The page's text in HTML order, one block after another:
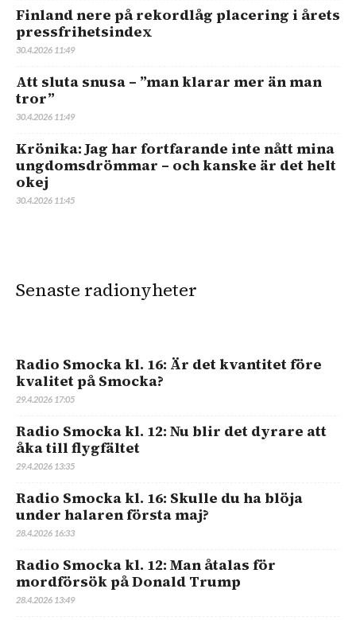
Finland nere på rekordlåg placering i årets
pressfrihetsindex
30.4.2026 11:49
Att sluta snusa – ”man klarar mer än man
tror”
30.4.2026 11:49
Krönika: Jag har fortfarande inte nått mina
ungdomsdrömmar – och kanske är det helt
okej
30.4.2026 11:45
Senaste radionyheter
Radio Smocka kl. 16: Är det kvantitet före
kvalitet på Smocka?
29.4.2026 17:05
Radio Smocka kl. 12: Nu blir det dyrare att
åka till flygfältet
29.4.2026 13:35
Radio Smocka kl. 16: Skulle du ha blöja
under halaren första maj?
28.4.2026 16:33
Radio Smocka kl. 12: Man åtalas för
mordförsök på Donald Trump
28.4.2026 13:49